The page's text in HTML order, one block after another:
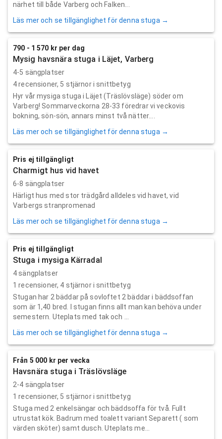
närhet till både Varberg och Falken...
Läs mer och se tillgänglighet för denna stuga →
790 - 1 570 kr per dag
Mysig havsnära stuga i Läjet, Varberg
4-5 sängplatser
4recensioner, 5 stjärnor i snittbetyg
Hyr vår mysiga stuga i Läjet (Träslövsläge) söder om
Varberg! Sommarveckorna 28-33 föredrar vi veckovis
bokning, sön-sön, annars minst två nätter....
Läs mer och se tillgänglighet för denna stuga →
Pris ej tillgängligt
Charmigt hus vid havet
6-8 sängplatser
Härligt hus med stor trädgård alldeles vid havet, vid
Varbergs stranpromenad
Läs mer och se tillgänglighet för denna stuga →
Pris ej tillgängligt
Stuga i mysiga Kärradal
4 sängplatser
1 recensioner, 4 stjärnor i snittbetyg
Stugan har 2 bäddar på sovloftet 2 bäddar i bäddsoffan
som är 1,40 bred. I stugan finns allt man kan behöva under
semestern. Uteplats med tak och ...
Läs mer och se tillgänglighet för denna stuga →
Från 5 000 kr per vecka
Havsnära stuga i Träslövsläge
2-4 sängplatser
1 recensioner, 5 stjärnor i snittbetyg
Stuga med 2 enkelsängar och bäddsoffa för två. Fullt
utrustat kök. Badrum med toalett variant Separett ( som
värden sköter) samt dusch. Uteplats me...